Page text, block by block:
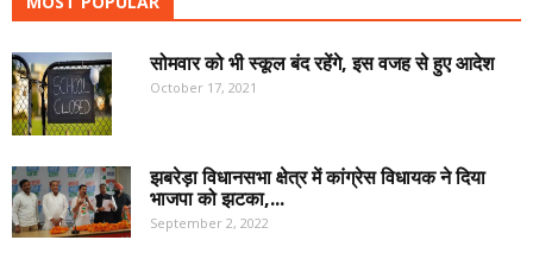
सोमवार को भी स्कूल बंद रहेंगे, इस वजह से हुए आदेश
October 17, 2021
झबरेड़ा विधानसभा क्षेत्र में कांग्रेस विधायक ने दिया
भाजपा को झटका,...
September 2, 2022